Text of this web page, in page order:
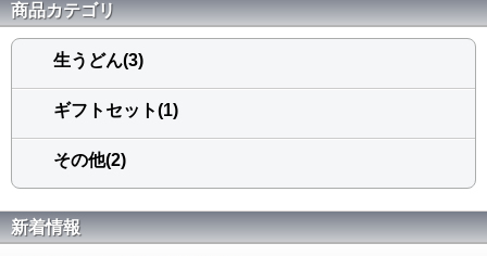
商品カテゴリ
生うどん(3)
ギフトセット(1)
その他(2)
新着情報